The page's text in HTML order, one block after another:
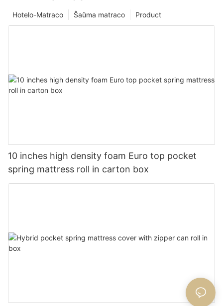
Product
Ŝaŭma matraco
Hotelo-Matraco
10 inches high density foam Euro top pocket
spring mattress roll in carton box